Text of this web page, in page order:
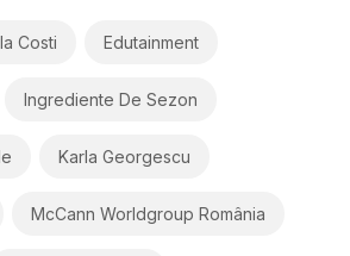
Costi Edutainment
Ingrediente De Sezon
Karla Georgescu
McCann Worldgroup România